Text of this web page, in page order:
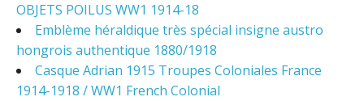
OBJETS POILUS WW1 1914-18
Emblème héraldique très spécial insigne austro
hongrois authentique 1880/1918
Casque Adrian 1915 Troupes Coloniales France
1914-1918 / WW1 French Colonial